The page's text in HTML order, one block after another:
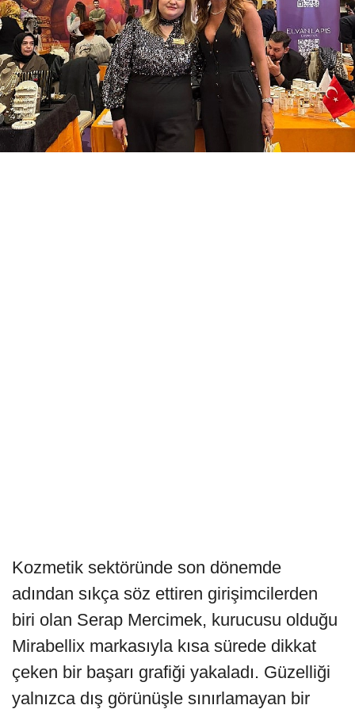
Kozmetik sektöründe son dönemde
adından sıkça söz ettiren girişimcilerden
biri olan Serap Mercimek, kurucusu olduğu
Mirabellix markasıyla kısa sürede dikkat
çeken bir başarı grafiği yakaladı. Güzelliği
yalnızca dış görünüşle sınırlamayan bir